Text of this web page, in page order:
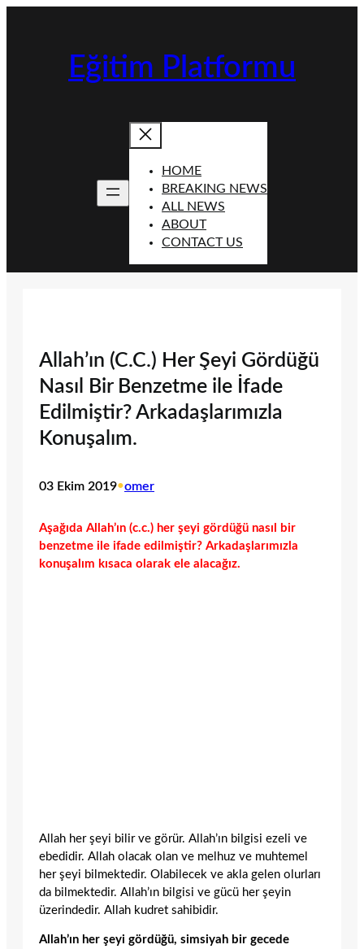
Eğitim Platformu
HOME
BREAKING NEWS
ALL NEWS
ABOUT
CONTACT US
Allah’ın (C.C.) Her Şeyi Gördüğü
Nasıl Bir Benzetme ile İfade
Edilmiştir? Arkadaşlarımızla
Konuşalım.
03 Ekim 2019•omer
Aşağıda Allah’ın (c.c.) her şeyi gördüğü nasıl bir
benzetme ile ifade edilmiştir? Arkadaşlarımızla
konuşalım kısaca olarak ele alacağız.
Allah her şeyi bilir ve görür. Allah’ın bilgisi ezeli ve
ebedidir. Allah olacak olan ve melhuz ve muhtemel
her şeyi bilmektedir. Olabilecek ve akla gelen olurları
da bilmektedir. Allah’ın bilgisi ve gücü her şeyin
üzerindedir. Allah kudret sahibidir.
Allah’ın her şeyi gördüğü, simsiyah bir gecede